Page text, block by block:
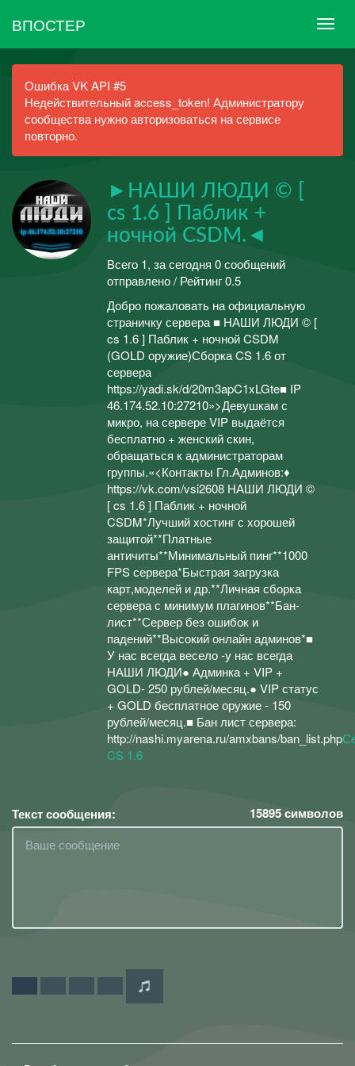
ВПОСТЕР
Ошибка VK API #5
Недействительный access_token! Администратору
сообщества нужно авторизоваться на сервисе
повторно.
►НАШИ ЛЮДИ © [
cs 1.6 ] Паблик +
ночной CSDM.◄
Всего 1, за сегодня 0 сообщений
отправлено / Рейтинг 0.5
Добро пожаловать на официальную
страничку сервера ■ НАШИ ЛЮДИ © [
cs 1.6 ] Паблик + ночной CSDM
(GOLD оружие)Сборка CS 1.6 от
сервера
https://yadi.sk/d/20m3apC1xLGte■ IP
46.174.52.10:27210»>Девушкам с
микро, на сервере VIP выдаётся
бесплатно + женский скин,
обращаться к администраторам
группы.«<Контакты Гл.Админов:♦
https://vk.com/vsi2608 НАШИ ЛЮДИ ©
[ cs 1.6 ] Паблик + ночной
CSDM*Лучший хостинг с хорошей
защитой**Платные
античиты**Минимальный пинг**1000
FPS сервера*Быстрая загрузка
карт,моделей и др.**Личная сборка
сервера с минимум плагинов**Бан-
лист**Сервер без ошибок и
падений**Высокий онлайн админов*■
У нас всегда весело -у нас всегда
НАШИ ЛЮДИ● Админка + VIP +
GOLD- 250 рублей/месяц.● VIP статус
+ GOLD бесплатное оружие - 150
рублей/месяц.■ Бан лист сервера:
http://nashi.myarena.ru/amxbans/ban_list.php
CS 1.6
Текст сообщения: 15895символов